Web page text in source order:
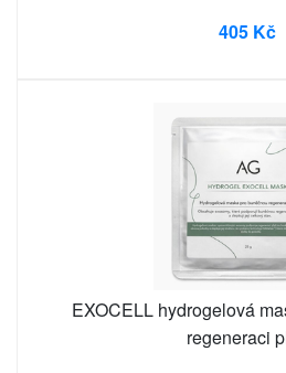
405 Kč
EXOCELL hydrogelová
regeneraci